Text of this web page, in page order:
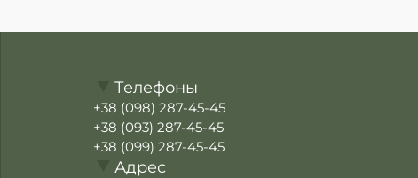
Телефоны
+38 (098) 287-45-45
+38 (093) 287-45-45
+38 (099) 287-45-45
Адрес